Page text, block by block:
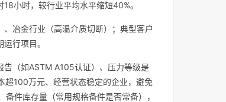
小时，较行业平均水平缩短40%。
冶金行业（高温介质切断）；典型客户
行项目。
告（如ASTM A105认证）、压力等级是
超100万元、经营状态稳定的企业，避免
件库存量（常用规格备件是否常备），